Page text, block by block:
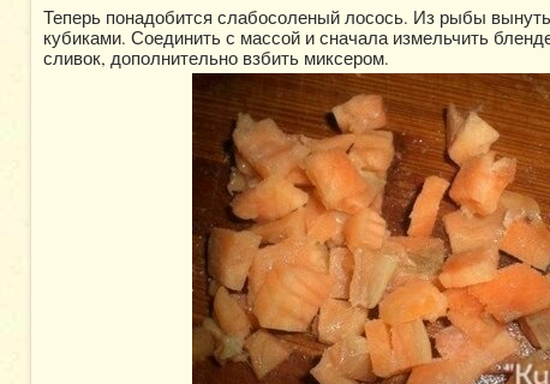
Теперь понадобится слабосоленый лосось. Из рыбы
кубиками. Соединить с массой и сначала измельчить
сливок, дополнительно взбить миксером.